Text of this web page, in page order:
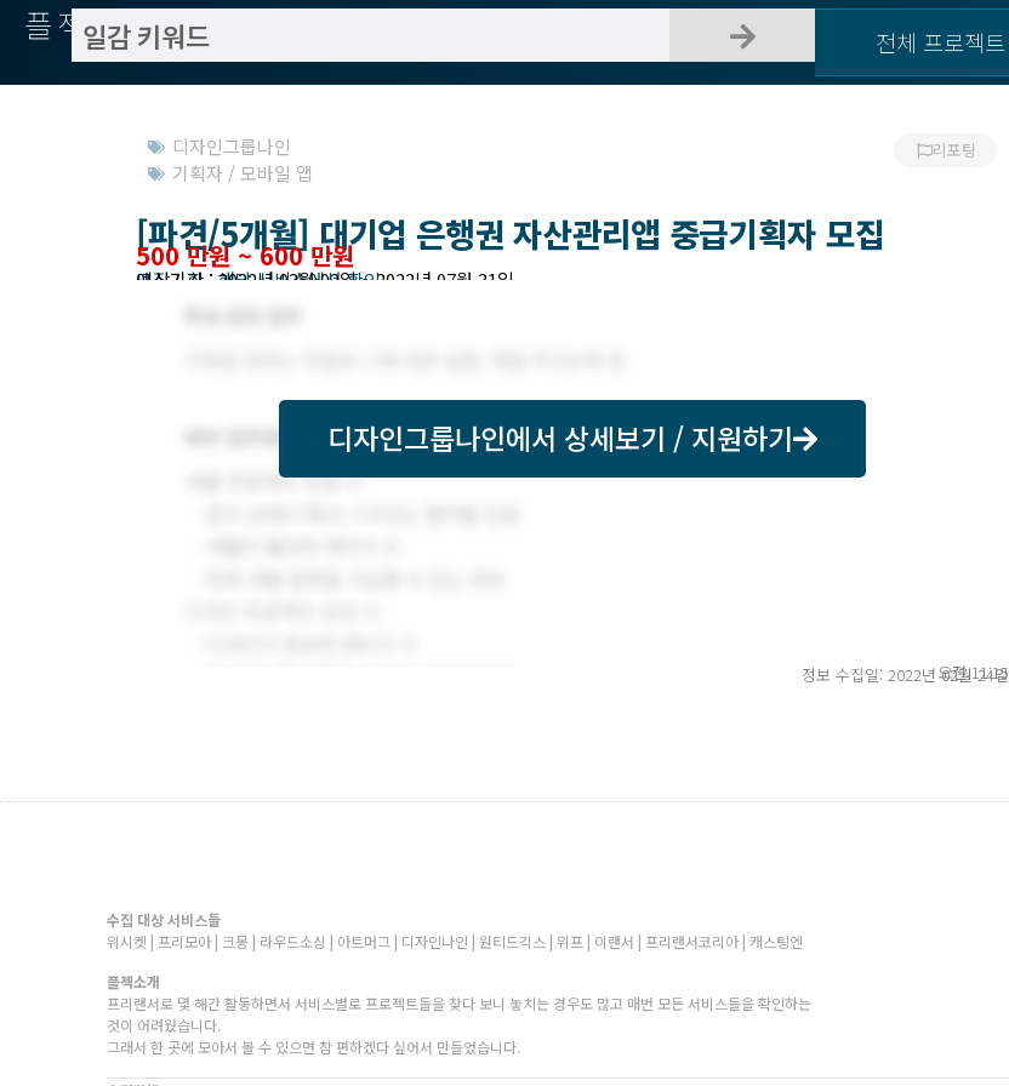
플젝서치 전체 프로젝트
디자인그룹나인
기획자 / 모바일 앱
리포팅
[파견/5개월] 대기업 은행권 자산관리앱 중급기획자 모집
500 만원 ~ 600 만원
모집기한 : 해당 서비스에서 확인
예상기간 : 2022년 03월 02일 ~ 2022년 07월 31일
디자인그룹나인에서 상세보기 / 지원하기
정보 수집일: 2022년 02월 24일
오전 11:15
수집 대상 서비스들
위시켓 | 프리모아 | 크몽 | 라우드소싱 | 아트머그 | 디자인나인 | 원티드긱스 | 위프 | 이랜서 | 프리랜서코리아 | 캐스팅엔
플젝소개
프리랜서로 몇 해간 활동하면서 서비스별로 프로젝트들을 찾다 보니 놓치는 경우도 많고 매번 모든 서비스들을 확인하는
것이 어려웠습니다.
그래서 한 곳에 모아서 볼 수 있으면 참 편하겠다 싶어서 만들었습니다.